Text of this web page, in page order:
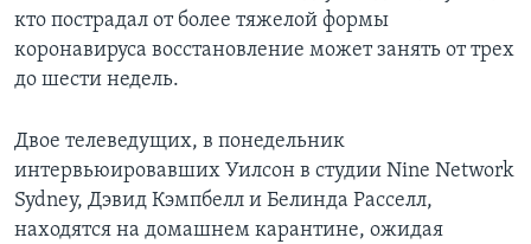
кто пострадал от более тяжелой формы
коронавируса восстановление может занять от трех
до шести недель.
Двое телеведущих, в понедельник
интервьюировавших Уилсон в студии Nine Network
Sydney, Дэвид Кэмпбелл и Белинда Расселл,
находятся на домашнем карантине, ожидая